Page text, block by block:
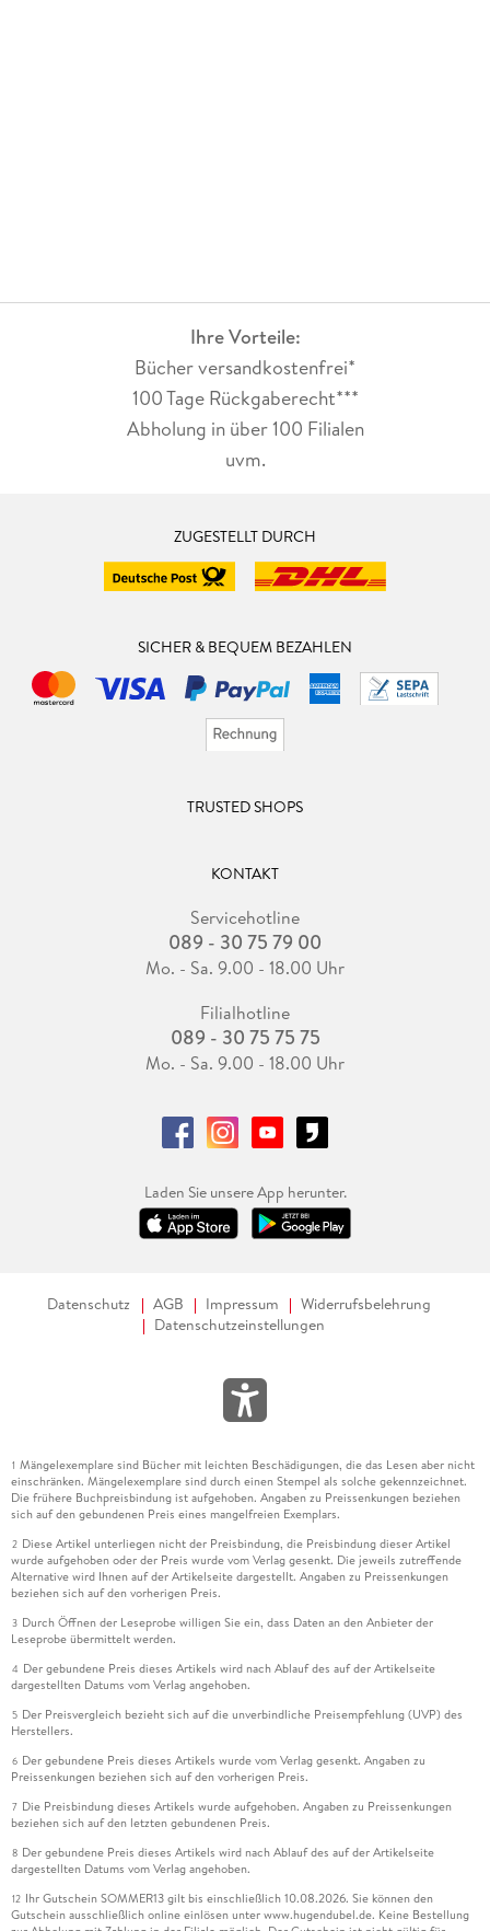
Ihre Vorteile:
Bücher versandkostenfrei*
100 Tage Rückgaberecht***
Abholung in über 100 Filialen
uvm.
ZUGESTELLT DURCH
SICHER & BEQUEM BEZAHLEN
TRUSTED SHOPS
KONTAKT
Servicehotline
089 - 30 75 79 00
Mo. - Sa. 9.00 - 18.00 Uhr
Filialhotline
089 - 30 75 75 75
Mo. - Sa. 9.00 - 18.00 Uhr
Laden Sie unsere App herunter.
Datenschutz AGB Impressum
Widerrufsbelehrung
Datenschutzeinstellungen
1 Mängelexemplare sind Bücher mit leichten Beschädigungen, die das Lesen aber nicht
einschränken. Mängelexemplare sind durch einen Stempel als solche gekennzeichnet.
Die frühere Buchpreisbindung ist aufgehoben. Angaben zu Preissenkungen beziehen
sich auf den gebundenen Preis eines mangelfreien Exemplars.
2 Diese Artikel unterliegen nicht der Preisbindung, die Preisbindung dieser Artikel
wurde aufgehoben oder der Preis wurde vom Verlag gesenkt. Die jeweils zutreffende
Alternative wird Ihnen auf der Artikelseite dargestellt. Angaben zu Preissenkungen
beziehen sich auf den vorherigen Preis.
3 Durch Öffnen der Leseprobe willigen Sie ein, dass Daten an den Anbieter der
Leseprobe übermittelt werden.
4 Der gebundene Preis dieses Artikels wird nach Ablauf des auf der Artikelseite
dargestellten Datums vom Verlag angehoben.
5 Der Preisvergleich bezieht sich auf die unverbindliche Preisempfehlung (UVP) des
Herstellers.
6 Der gebundene Preis dieses Artikels wurde vom Verlag gesenkt. Angaben zu
Preissenkungen beziehen sich auf den vorherigen Preis.
7 Die Preisbindung dieses Artikels wurde aufgehoben. Angaben zu Preissenkungen
beziehen sich auf den letzten gebundenen Preis.
8 Der gebundene Preis dieses Artikels wird nach Ablauf des auf der Artikelseite
dargestellten Datums vom Verlag angehoben.
12 Ihr Gutschein SOMMER13 gilt bis einschließlich 10.08.2026. Sie können den
Gutschein ausschließlich online einlösen unter www.hugendubel.de. Keine Bestellung